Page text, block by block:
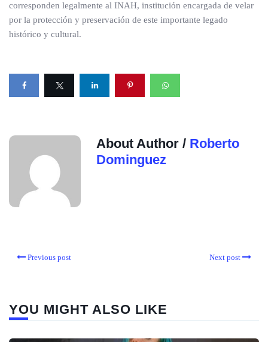
corresponden legalmente al INAH, institución encargada de velar
por la protección y preservación de este importante legado
histórico y cultural.
About Author / Roberto
Dominguez
Previous post Next post
YOU MIGHT ALSO LIKE